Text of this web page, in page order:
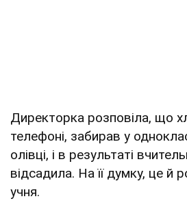
Директорка розповіла, що
телефоні, забирав у
олівці, і в результаті
відсадила. На її думку, це й
учня.